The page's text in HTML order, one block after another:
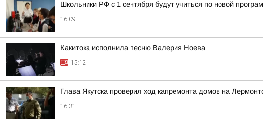
Школьники РФ с 1 сентября будут учиться по новой
16:09
Какитока исполнила песню Валерия Ноева
15:12
Глава Якутска проверил ход капремонта домов на
16:31